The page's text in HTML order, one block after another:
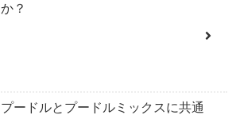
か？
プードルとプードルミックスに共通